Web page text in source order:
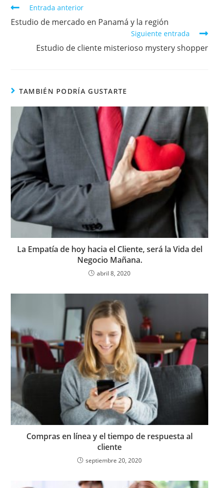
Entrada anterior
Estudio de mercado en Panamá y la región
Siguiente entrada
Estudio de cliente misterioso mystery shopper
TAMBIÉN PODRÍA GUSTARTE
La Empatía de hoy hacia el Cliente, será la Vida del
Negocio Mañana.
abril 8, 2020
Compras en línea y el tiempo de respuesta al
cliente
septiembre 20, 2020